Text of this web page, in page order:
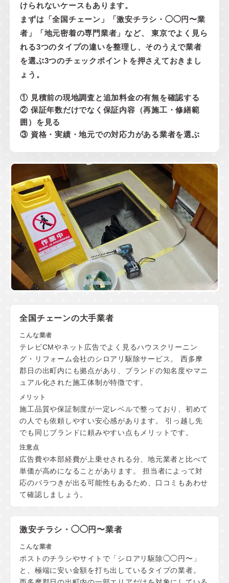
けられないケースもあります。
まずは「全国チェーン」「激安チラシ・◯◯円〜業
者」「地元密着の専門業者」など、 東京でよく見ら
れる3つのタイプの違いを整理し、そのうえで業者
を選ぶ3つのチェックポイントを押さえておきまし
ょう。
① 見積前の現地調査と追加料金の有無を確認する
② 保証年数だけでなく保証内容（再施工・修繕範
囲）を見る
③ 資格・実績・地元での対応力がある業者を選ぶ
全国チェーンの大手業者
テレビCMやネット広告でよく見るハウスクリーニン
グ・リフォーム会社のシロアリ駆除サービス。 西多摩
郡日の出町内にも拠点があり、ブランドの知名度やマニ
ュアル化された施工体制が特徴です。
施工品質や保証制度が一定レベルで整っており、初めて
の人でも依頼しやすい安心感があります。 引っ越し先
でも同じブランドに頼みやすい点もメリットです。
広告費や本部経費が上乗せされる分、地元業者と比べて
単価が高めになることがあります。 担当者によって対
応のバラつきが出る可能性もあるため、口コミもあわせ
て確認しましょう。
激安チラシ・◯◯円〜業者
ポストのチラシやサイトで「シロアリ駆除◯◯円〜」
と、極端に安い金額を打ち出しているタイプの業者。